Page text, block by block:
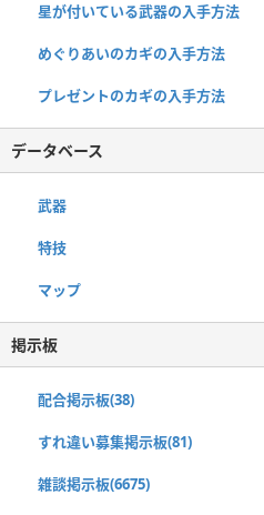
星が付いている武器の入手方法
めぐりあいのカギの入手方法
プレゼントのカギの入手方法
データベース
武器
特技
マップ
掲示板
配合掲示板(38)
すれ違い募集掲示板(81)
雑談掲示板(6675)